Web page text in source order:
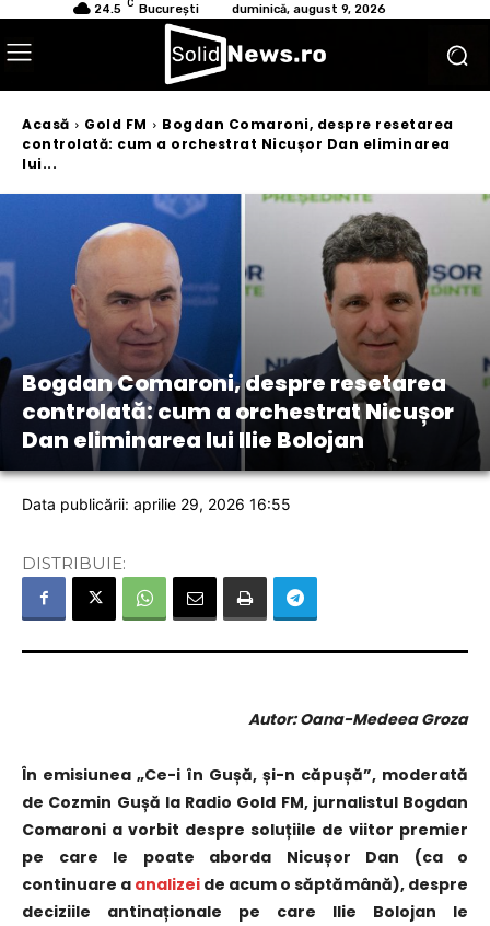
24.5 C București duminică, august 9, 2026
Acasă Gold FM
Bogdan Comaroni, despre resetarea
controlată: cum a orchestrat Nicușor Dan eliminarea
lui...
Bogdan Comaroni, despre resetarea
controlată: cum a orchestrat Nicușor
Dan eliminarea lui Ilie Bolojan
Data publicării: aprilie 29, 2026 16:55
DISTRIBUIE:
Autor: Oana-Medeea Groza
În emisiunea „Ce-i în Gușă, și-n căpușă”, moderată
de Cozmin Gușă la Radio Gold FM, jurnalistul Bogdan
Comaroni a vorbit despre soluțiile de viitor premier
pe care le poate aborda Nicușor Dan (ca o
continuare a analizei de acum o săptămână), despre
deciziile antinaționale pe care Ilie Bolojan le